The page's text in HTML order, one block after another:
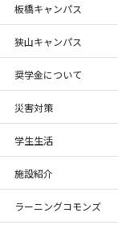
板橋キャンパス
狭山キャンパス
奨学金について
災害対策
学生生活
施設紹介
ラーニングコモンズ